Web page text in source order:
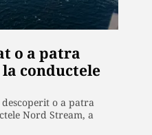
o a patra
la conductele
descoperit o a patra
Nord Stream, a